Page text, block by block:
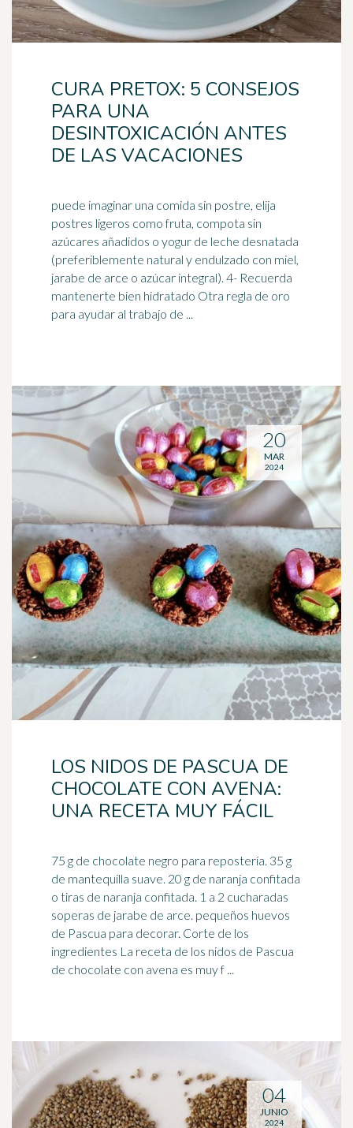
CURA PRETOX: 5 CONSEJOS
PARA UNA
DESINTOXICACIÓN ANTES
DE LAS VACACIONES
puede imaginar una comida sin postre, elija
postres ligeros como fruta, compota sin
azúcares añadidos o yogur de leche desnatada
(preferiblemente natural y endulzado con miel,
jarabe de arce o azúcar integral). 4- Recuerda
mantenerte bien hidratado Otra regla de oro
para ayudar al trabajo de ...
LOS NIDOS DE PASCUA DE
CHOCOLATE CON AVENA:
UNA RECETA MUY FÁCIL
75 g de chocolate negro para repostería. 35 g
de mantequilla suave. 20 g de naranja confitada
o tiras de naranja confitada. 1 a 2 cucharadas
soperas de jarabe de arce. pequeños huevos
de Pascua para decorar. Corte de los
ingredientes La receta de los nidos de Pascua
de chocolate con avena es muy f ...
20
MAR
2024
04
JUNIO
2024